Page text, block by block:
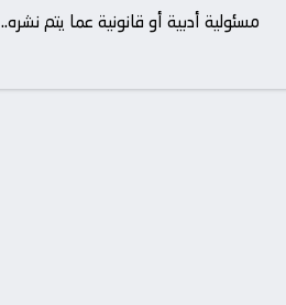
مسئولية أدبية أو قانونية عما يتم نشره..